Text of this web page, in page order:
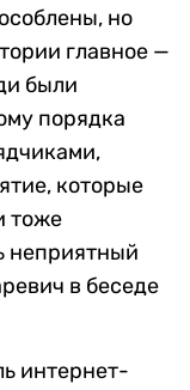
но
главное —
были
порядка
которые
тоже
неприятный
в беседе
интернет-